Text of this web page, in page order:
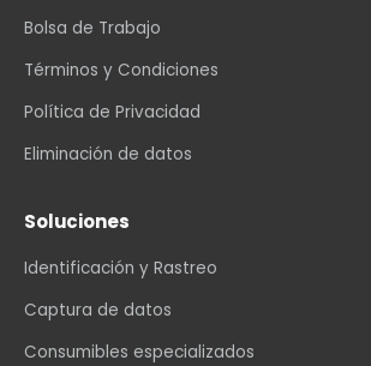
Bolsa de Trabajo
Términos y Condiciones
Política de Privacidad
Eliminación de datos
Soluciones
Identificación y Rastreo
Captura de datos
Consumibles especializados